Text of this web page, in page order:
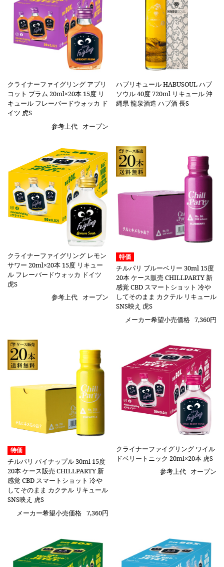
クライナーファイグリング アプリ
コット プラム 20ml×20本 15度 リ
キュール フレーバードウォッカ ド
イツ 虎S
参考上代
オープン
ハブリキュール HABUSOUL ハブ
ソウル 40度 720ml リキュール 沖
縄県 龍泉酒造 ハブ酒 長S
クライナーファイグリング レモン
サワー 20ml×20本 15度 リキュー
ル フレーバードウォッカ ドイツ
虎S
参考上代
オープン
特価
チルパリ ブルーベリー 30ml 15度
20本 ケース販売 CHILLPARTY 新
感覚 CBD スマートショット 冷や
してそのまま カクテル リキュール
SNS映え 虎S
メーカー希望小売価格 7,360円
特価
チルパリ パイナップル 30ml 15度
20本 ケース販売 CHILLPARTY 新
感覚 CBD スマートショット 冷や
してそのまま カクテル リキュール
SNS映え 虎S
メーカー希望小売価格 7,360円
クライナーファイグリング ワイル
ドベリートニック 20ml×20本 虎S
参考上代 オープン